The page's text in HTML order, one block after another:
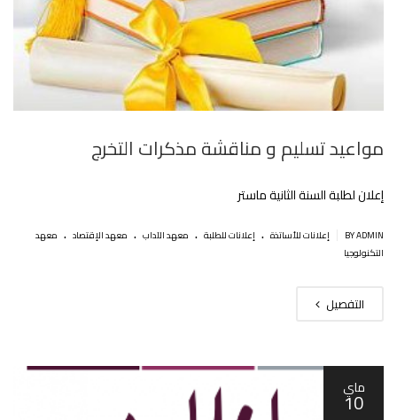
مواعيد تسليم و مناقشة مذكرات التخرج
إعلان لطلبة السنة الثانية ماستر
BY ADMIN إعلانات للأساتذة . إعلانات للطلبة . معهد الآداب . معهد الإقتصاد . معهد
التكنولوجيا
التفصيل
ماي
10